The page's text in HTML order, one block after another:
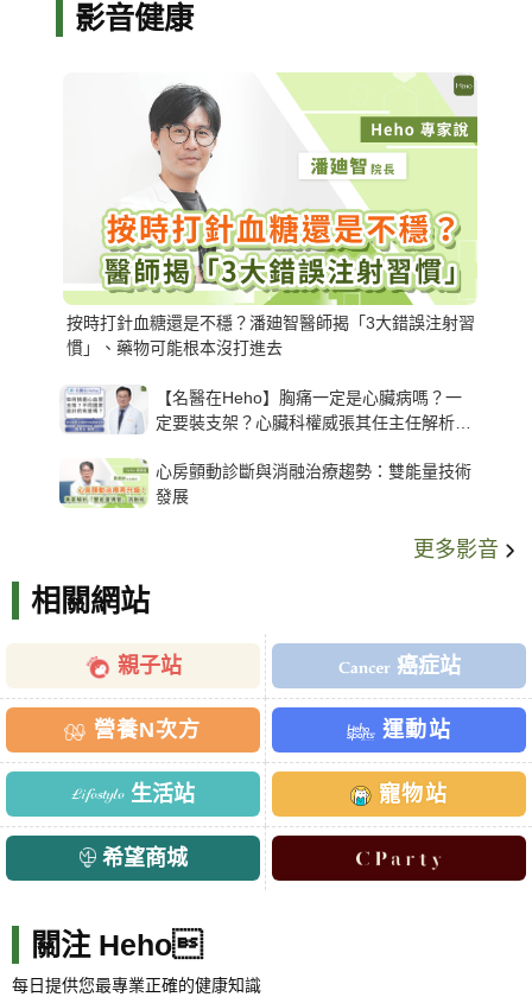
影音健康
按時打針血糖還是不穩？潘廸智醫師揭「3大錯誤注射習
慣」、藥物可能根本沒打進去
【名醫在Heho】胸痛一定是心臟病嗎？一
定要裝支架？心臟科權威張其任主任解析支
心房顫動診斷與消融治療趨勢：雙能量技術
發展
更多影音
相關網站
親子站 癌症站
營養N次方 運動站
生活站 寵物站
希望商城
關注 Heho
每日提供您最專業正確的健康知識